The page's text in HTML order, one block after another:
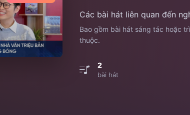
Các bài hát liên quan đến
Bao gồm bài hát sáng tác hoặc
thuộc.
2
bài hát